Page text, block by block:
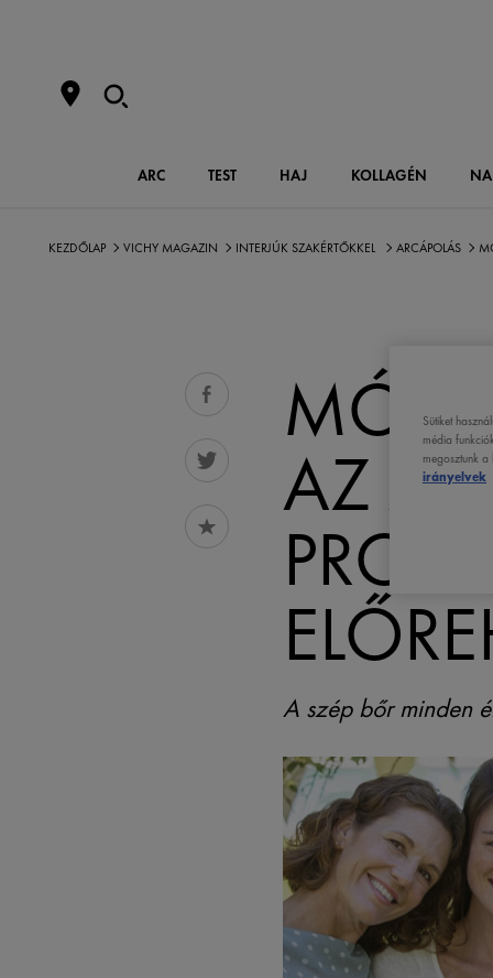
ARC TEST HAJ KOLLAGÉN
KEZDŐLAP VICHY MAGAZIN INTERJÚK SZAKÉRTŐKKEL ARCÁPOLÁS
AZ
A szép bőr minden
Sütiket
média
megosztunk a
irányelvek